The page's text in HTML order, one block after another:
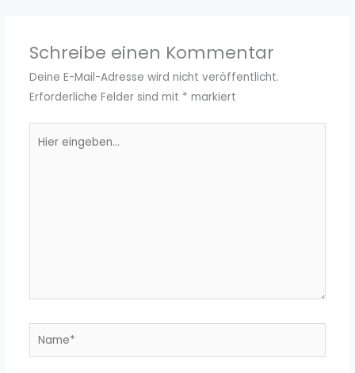
Schreibe einen Kommentar
Deine E-Mail-Adresse wird nicht veröffentlicht.
Erforderliche Felder sind mit * markiert
eingeben…
Name*